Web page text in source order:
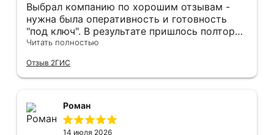
Выбрал компанию по хорошим отзывам -
нужна была оперативность и готовность
"под ключ". В результате пришлось полтора
часа потратить на уборку подъезда, так как
"утилизация старой двери" не входит
уборка выломанного деревянного косяка и
После предъявления претензии менеджеру
получил только недовольный звонок от
монтажника, никаких извинений и попыток
Читать полностью
Отзыв 2ГИС
Роман
14 июля 2026